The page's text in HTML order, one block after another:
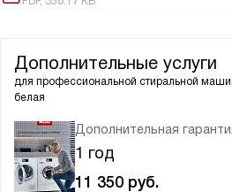
Дополнительные услуги
для профессиональной стиральной
белая
Дополнительная
1 год
11 350 руб.